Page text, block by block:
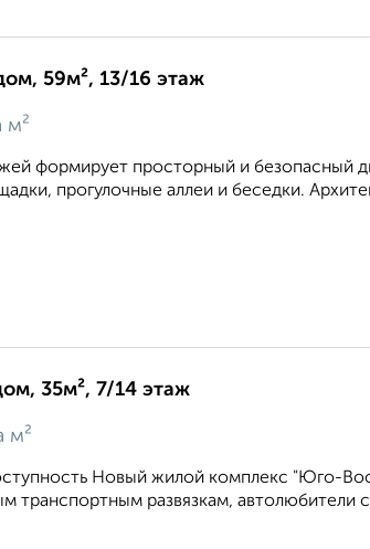
59м², 13/16 этаж
м²
формирует просторный и безопасный
прогулочные аллеи и беседки.
35м², 7/14 этаж
м²
Новый жилой комплекс "Юго-
транспортным развязкам, автолюбители